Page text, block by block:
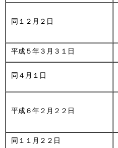
同１２月２日
平成５年３月３１日
同４月１日
平成６年２月２２日
同１１月２２日